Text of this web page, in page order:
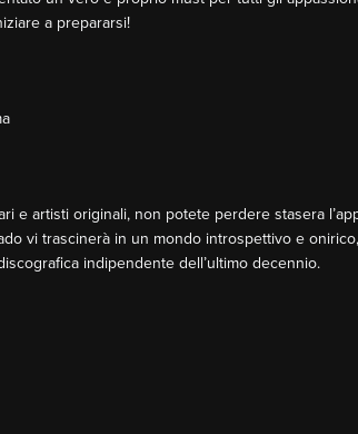
a prepararsi!
e artisti originali, non potete perdere stasera
vi trascinerà in un mondo introspettivo e
indipendente dell’ultimo decennio.